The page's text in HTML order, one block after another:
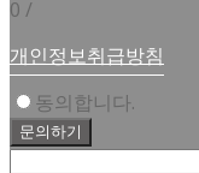
0 /
개인정보취급방침
동의합니다.
문의하기